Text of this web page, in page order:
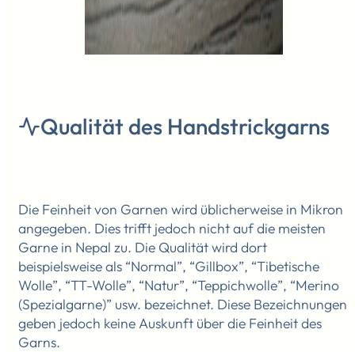
Qualität des Handstrickgarns
Die Feinheit von Garnen wird üblicherweise in Mikron
angegeben. Dies trifft jedoch nicht auf die meisten
Garne in Nepal zu. Die Qualität wird dort
beispielsweise als “Normal”, “Gillbox”, “Tibetische
Wolle”, “TT-Wolle”, “Natur”, “Teppichwolle”, “Merino
(Spezialgarne)” usw. bezeichnet. Diese Bezeichnungen
geben jedoch keine Auskunft über die Feinheit des
Garns.